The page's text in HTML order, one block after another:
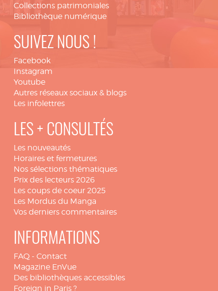
Collections patrimoniales
Bibliothèque numérique
SUIVEZ NOUS !
Facebook
Instagram
Youtube
Autres réseaux sociaux & blogs
Les infolettres
LES + CONSULTÉS
Les nouveautés
Horaires et fermetures
Nos sélections thématiques
Prix des lecteurs 2026
Les coups de coeur 2025
Les Mordus du Manga
Vos derniers commentaires
INFORMATIONS
FAQ - Contact
Magazine EnVue
Des bibliothèques accessibles
Foreign in Paris ?